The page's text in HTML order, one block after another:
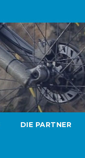
DIE PARTNER